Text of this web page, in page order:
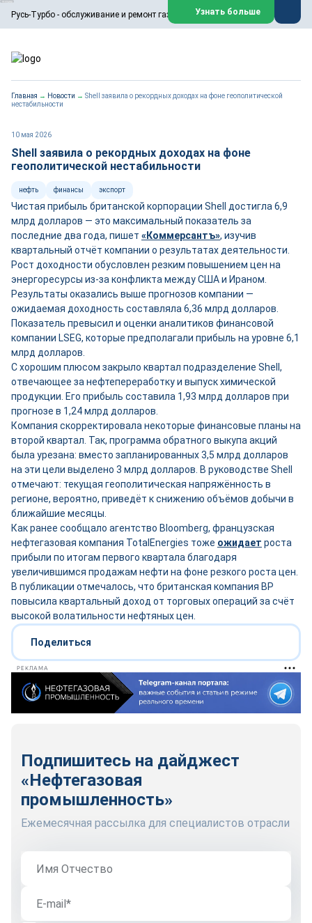
Русь-Турбо - обслуживание и ремонт газовых паровых турбин
ООО «Русь-Турбо» занимается сервисом газовых и паровых
турбин, комплексным ремонтом, восстановлением,
техническим обслуживанием оборудования ТЭС,
работают на нефтегазовых, нефтехимических,
металлургических и других предприятиях.
Реклама. ООО «Русь-Турбо», ИНН 7802588950
erid: F7NfYUJCUneVdwPs4znf
Узнать больше
Главная → Новости → Shell заявила о рекордных доходах на фоне геополитической
нестабильности
10 мая 2026
Shell заявила о рекордных доходах на фоне
геополитической нестабильности
нефть финансы экспорт
Чистая прибыль британской корпорации Shell достигла 6,9
млрд долларов — это максимальный показатель за
последние два года, пишет «Коммерсантъ», изучив
квартальный отчёт компании о результатах деятельности.
Рост доходности обусловлен резким повышением цен на
энергоресурсы из-за конфликта между США и Ираном.
Результаты оказались выше прогнозов компании —
ожидаемая доходность составляла 6,36 млрд долларов.
Показатель превысил и оценки аналитиков финансовой
компании LSEG, которые предполагали прибыль на уровне 6,1
млрд долларов.
С хорошим плюсом закрыло квартал подразделение Shell,
отвечающее за нефтепереработку и выпуск химической
продукции. Его прибыль составила 1,93 млрд долларов при
прогнозе в 1,24 млрд долларов.
Компания скорректировала некоторые финансовые планы на
второй квартал. Так, программа обратного выкупа акций
была урезана: вместо запланированных 3,5 млрд долларов
на эти цели выделено 3 млрд долларов. В руководстве Shell
отмечают: текущая геополитическая напряжённость в
регионе, вероятно, приведёт к снижению объёмов добычи в
ближайшие месяцы.
Как ранее сообщало агентство Bloomberg, французская
нефтегазовая компания TotalEnergies тоже ожидает роста
прибыли по итогам первого квартала благодаря
увеличившимся продажам нефти на фоне резкого роста цен.
В публикации отмечалось, что британская компания BP
повысила квартальный доход от торговых операций за счёт
высокой волатильности нефтяных цен.
Поделиться
РЕКЛАМА
Подпишитесь на дайджест
«Нефтегазовая
промышленность»
Ежемесячная рассылка для специалистов отрасли